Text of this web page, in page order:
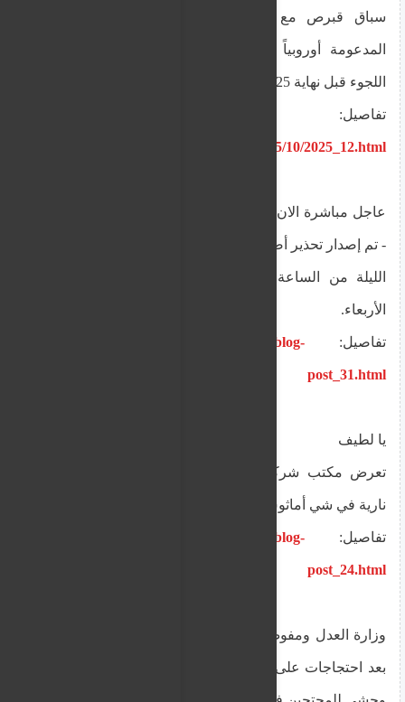
سباق قبرص مع الزمن: هل تنجح خطة نيقوسيا
المدعومة أوروبياً لترحيل أعداد قياسية من طالبي
اللجوء قبل نهاية 2025؟
تفاصيل:
https://www.alnourr.org/2025/10/2025_12.html
عاجل مباشرة الان :: تطورات إعصار باربرا في قبرص
- تم إصدار تحذير أصفر
الأربعاء.
تفاصيل: https://www.alnourr.org/2025/10/blog-
post_31.html
يا لطيف
تعرض مكتب شركة لإطلاق نار وفراره على دراجة
نارية في شي أماثوس / ليماسول
تفاصيل: https://www.alnourr.org/2025/10/blog-
post_24.html
وزارة العدل ومفوض القانون سيعدلون قانون التظاهر
بعد احتجاجات على انتهاكات حقوق الإنسان خلال قمع